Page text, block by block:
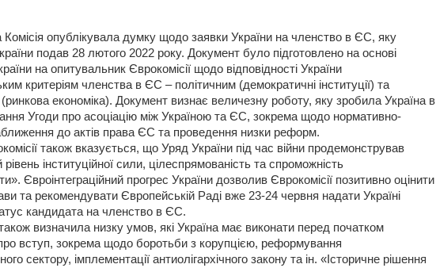
опублікувала думку щодо заявки України на членство в ЄС, яку
подав 28 лютого 2022 року. Документ було підготовлено на основі
на опитувальник Єврокомісії щодо відповідності України
критеріям членства в ЄС – політичним (демократичні інституції) та
економіка). Документ визнає величезну роботу, яку зробила Україна в
Угоди про асоціацію між Україною та ЄС, зокрема щодо нормативно-
до актів права ЄС та проведення низки реформ.
також вказується, що Уряд України під час війни продемонстрував
інституційної сили, цілеспрямованість та спроможність
Євроінтеграційний прогрес України дозволив Єврокомісії позитивно оцінити
та рекомендувати Європейській Раді вже 23-24 червня надати Україні
кандидата на членство в ЄС.
визначила низку умов, які Україна має виконати перед початком
про вступ, зокрема щодо боротьби з корупцією, реформування
сектору, імплементації антиолігархічного закону та ін. «Історичне рішення